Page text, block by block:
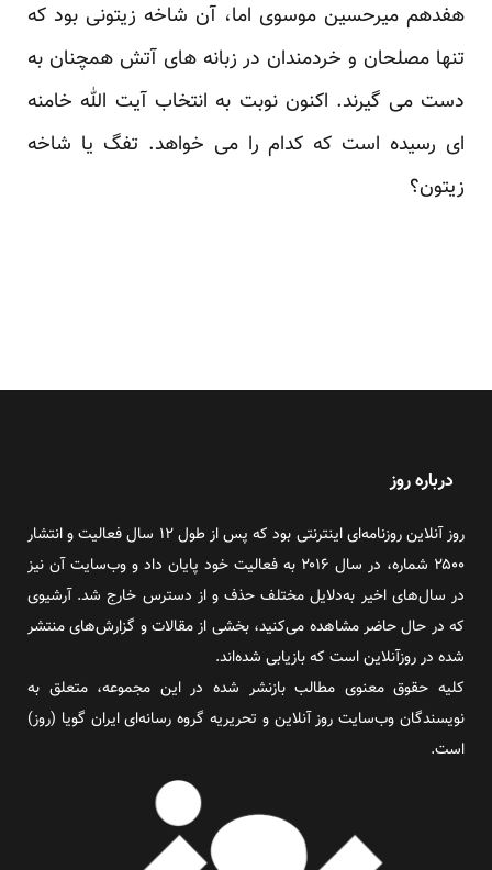
هفدهم میرحسین موسوی اما، آن شاخه زیتونی بود که
تنها مصلحان و خردمندان در زبانه های آتش همچنان به
دست می گیرند. اکنون نوبت به انتخاب آیت الله خامنه
ای رسیده است که کدام را می خواهد. تفگ یا شاخه
زیتون؟
درباره روز
روز آنلاین روزنامه‌ای اینترنتی بود که پس از طول ۱۲ سال فعالیت و انتشار
۲۵۰۰ شماره، در سال ۲۰۱۶ به فعالیت خود پایان داد و وب‌سایت آن نیز
در سال‌های اخیر به‌دلایل مختلف حذف و از دسترس خارج شد. آرشیوی
که در حال حاضر مشاهده می‌کنید، بخشی از مقالات و گزارش‌های منتشر
شده در روزآنلاین است که بازیابی شده‌اند.
کلیه حقوق معنوی مطالب بازنشر شده در این مجموعه، متعلق به
نویسندگان وب‌سایت روز آنلاین و تحریریه گروه رسانه‌ای ایران گویا (روز)
است.